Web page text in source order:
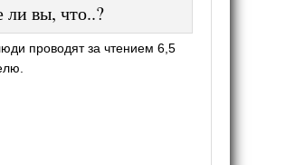
ли вы, что..?
проводят за чтением 6,5